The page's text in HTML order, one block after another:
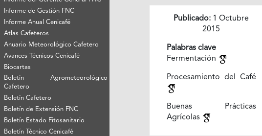
Informe de Gestión FNC
Informe Anual Cenicafé
Atlas Cafeteros
Anuario Meteorológico Cafetero
Avances Técnicos Cenicafé
Biocartas
Boletín Agrometeorológico
Cafetero
Boletín Cafetero
Boletín de Extensión FNC
Boletín Estado Fitosanitario
Boletín Técnico Cenicafé
Publicado: 1 Octubre
2015
Palabras clave
Fermentación
Procesamiento del Café
Buenas Prácticas
Agrícolas